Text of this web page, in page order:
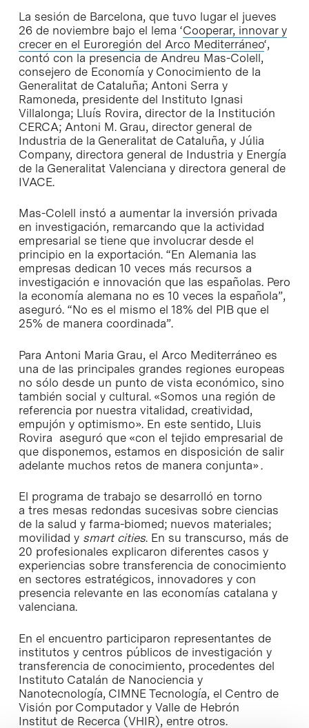
La sesión de Barcelona, que tuvo lugar el jueves
26 de noviembre bajo el lema ‘Cooperar, innovar y
crecer en el Euroregión del Arco Mediterráneo‘,
contó con la presencia de Andreu Mas-Colell,
consejero de Economía y Conocimiento de la
Generalitat de Cataluña; Antoni Serra y
Ramoneda, presidente del Instituto Ignasi
Villalonga; Lluís Rovira, director de la Institución
CERCA; Antoni M. Grau, director general de
Industria de la Generalitat de Cataluña, y Júlia
Company, directora general de Industria y Energía
de la Generalitat Valenciana y directora general de
IVACE.
Mas-Colell instó a aumentar la inversión privada
en investigación, remarcando que la actividad
empresarial se tiene que involucrar desde el
principio en la exportación. “En Alemania las
empresas dedican 10 veces más recursos a
investigación e innovación que las españolas. Pero
la economía alemana no es 10 veces la española”,
aseguró. “No es el mismo el 18% del PIB que el
25% de manera coordinada”.
Para Antoni Maria Grau, el Arco Mediterráneo es
una de las principales grandes regiones europeas
no sólo desde un punto de vista económico, sino
también social y cultural. «Somos una región de
referencia por nuestra vitalidad, creatividad,
empujón y optimismo». En este sentido, Lluis
Rovira aseguró que «con el tejido empresarial de
que disponemos, estamos en disposición de salir
adelante muchos retos de manera conjunta» .
El programa de trabajo se desarrolló en torno
a tres mesas redondas sucesivas sobre ciencias
de la salud y farma-biomed; nuevos materiales;
movilidad y smart cities. En su transcurso, más de
20 profesionales explicaron diferentes casos y
experiencias sobre transferencia de conocimiento
en sectores estratégicos, innovadores y con
presencia relevante en las economías catalana y
valenciana.
En el encuentro participaron representantes de
institutos y centros públicos de investigación y
transferencia de conocimiento, procedentes del
Instituto Catalán de Nanociencia y
Nanotecnología, CIMNE Tecnología, el Centro de
Visión por Computador y Valle de Hebrón
Institut de Recerca (VHIR), entre otros.